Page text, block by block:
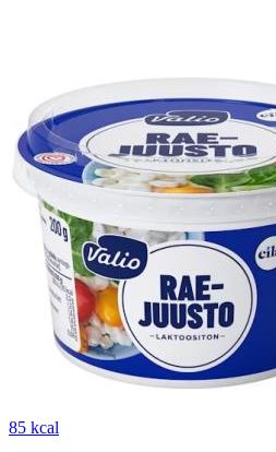
85 kcal